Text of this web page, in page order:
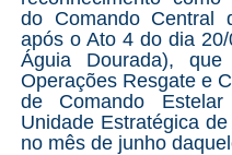
do Comando Central
após o Ato 4 do dia
Águia Dourada),
Operações Resgate e
de Comando
Unidade Estratégica
no mês de junho